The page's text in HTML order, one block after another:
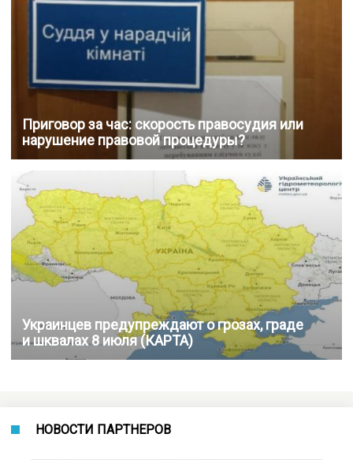
Приговор за час: скорость правосудия или
нарушение правовой процедуры?
Украинцев предупреждают о грозах, граде
и шквалах 8 июля (КАРТА)
НОВОСТИ ПАРТНЕРОВ